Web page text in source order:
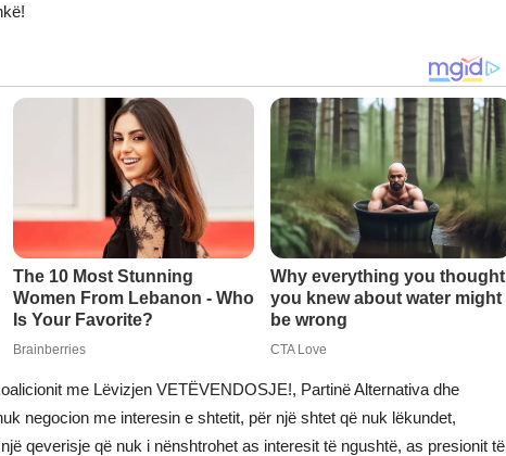
me Lëvizjen VETËVENDOSJE!, Partinë Alternativa dhe
negocion me interesin e shtetit, për një shtet që nuk lëkundet,
qeverisje që nuk i nënshtrohet as interesit të ngushtë, as presionit të